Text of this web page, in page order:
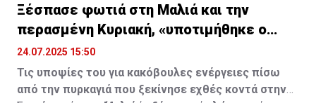
Ξέσπασε φωτιά στη Μαλιά και την
περασμένη Κυριακή, «υποτιμήθηκε ο
κίνδυνος»
24.07.2025 15:50
Τις υποψίες του για κακόβουλες ενέργειες πίσω
από την πυρκαγιά που ξεκίνησε εχθές κοντά στην